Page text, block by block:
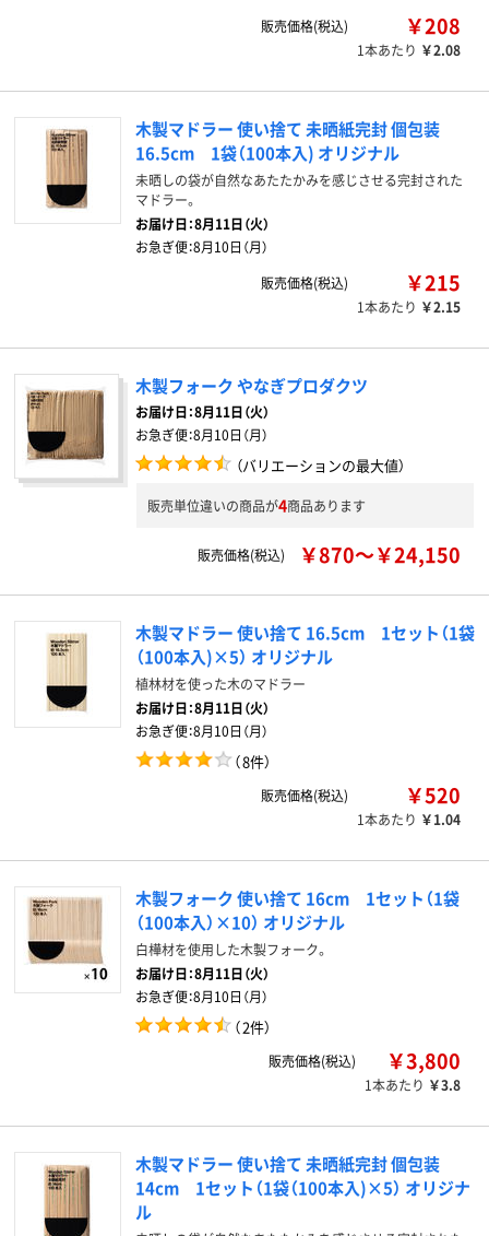
販売価格(税込)
￥208
1本あたり ￥2.08
木製マドラー 使い捨て 未晒紙完封 個包装
16.5cm 1袋（100本入) オリジナル
未晒しの袋が自然なあたたかみを感じさせる完封された
マドラー。
お届け日：8月11日（火）
お急ぎ便：8月10日（月）
販売価格(税込)
￥215
1本あたり ￥2.15
木製フォーク やなぎプロダクツ
お届け日：8月11日（火）
お急ぎ便：8月10日（月）
（バリエーションの最大値）
販売単位違いの商品が4商品あります
販売価格(税込) ￥870～￥24,150
木製マドラー 使い捨て 16.5cm 1セット（1袋
（100本入)×5） オリジナル
植林材を使った木のマドラー
お届け日：8月11日（火）
お急ぎ便：8月10日（月）
（8件）
販売価格(税込) ￥520
1本あたり ￥1.04
木製フォーク 使い捨て 16cm 1セット（1袋
（100本入）×10） オリジナル
白樺材を使用した木製フォーク。
お届け日：8月11日（火）
お急ぎ便：8月10日（月）
（2件）
販売価格(税込) ￥3,800
1本あたり ￥3.8
木製マドラー 使い捨て 未晒紙完封 個包装
14cm 1セット（1袋（100本入)×5） オリジナ
ル